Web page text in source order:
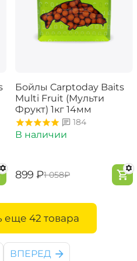
Бойлы Carptoday Baits
Multi Fruit (Мульти
Фрукт) 1кг 14мм
184
В наличии
‍899‍ ₽‍1 058‍₽
еще 42 товара
ВПЕРЕД